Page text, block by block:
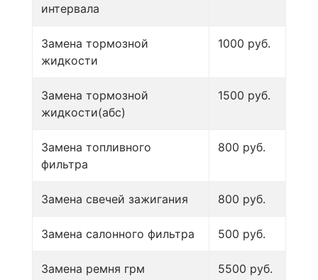
интервала
Замена тормозной
жидкости
1000 руб.
Замена тормозной
жидкости(абс)
1500 руб.
Замена топливного
фильтра
800 руб.
Замена свечей зажигания 800 руб.
Замена салонного фильтра 500 руб.
Замена ремня грм 5500 руб.